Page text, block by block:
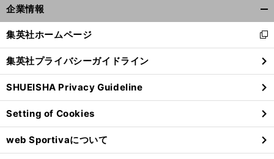
企業情報
閉
る
集英社ホームページ
新
し
い
ウ
ィ
ン
ド
ウ
で
開
集英社プライバシーガイドライン
SHUEISHA Privacy Guideline
Setting of Cookies
web Sportivaについて